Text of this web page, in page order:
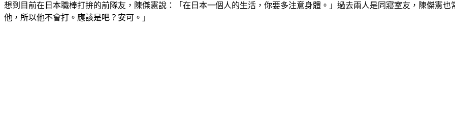
想到目前在日本職棒打拚的前隊友，陳傑憲說：「在日本一個人的生活，你要多注意身體。」過去兩人是同寢室友，陳傑憲
他，所以他不會打。應該是吧？安可。」